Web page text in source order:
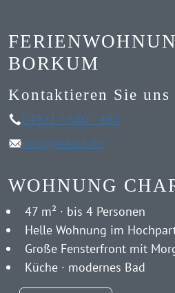
BORKUM
Kontaktieren Sie uns
04921 / 680 - 480
info@feha.info
WOHNUNG
47 m² · bis 4 Personen
Helle Wohnung im
Große Fensterfront mit
Küche · modernes Bad